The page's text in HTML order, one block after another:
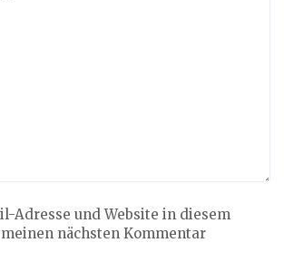
Adresse und Website in diesem
nächsten Kommentar